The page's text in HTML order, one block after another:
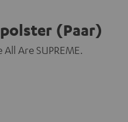
(Paar)
Are SUPREME.